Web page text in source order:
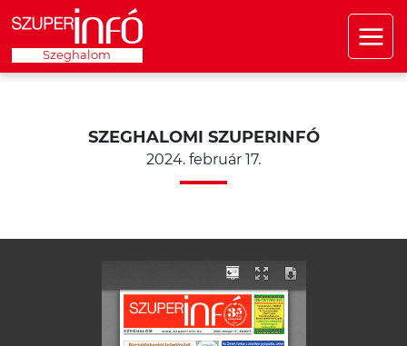
Szeghalom
SZEGHALOMI SZUPERINFÓ
2024. február 17.